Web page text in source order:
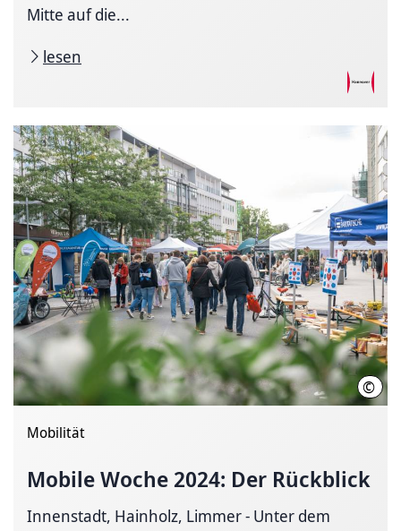
Mitte auf die...
lesen
©
Mobilität
Mobile Woche 2024: Der Rückblick
Innenstadt, Hainholz, Limmer - Unter dem